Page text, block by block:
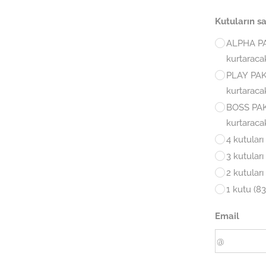
Kutuların
ALPHA
PLAY
BOSS
4
3
2
1 kutu
Email